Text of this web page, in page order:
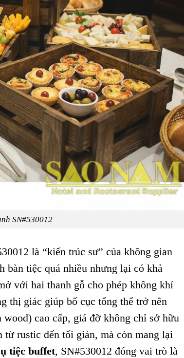
SN#530012
là “kiến trúc sư” của không gian
bàn tiệc quá nhiều nhưng lại có khả
với hai thanh gỗ cho phép không khí
thị giác giúp bố cục tổng thể trở nên
cao cấp, giá đỡ không chỉ sở hữu
rustic đến tối giản, mà còn mang lại
tiệc buffet, SN#530012 đóng vai trò là